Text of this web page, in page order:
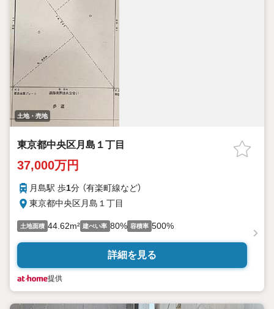
土地・売地
東京都中央区月島１丁目
37,000万円
月島駅 歩1分 （有楽町線など）
東京都中央区月島１丁目
土地面積 44.62m² 建ぺい率 80% 容積率 500%
詳細を見る
提供